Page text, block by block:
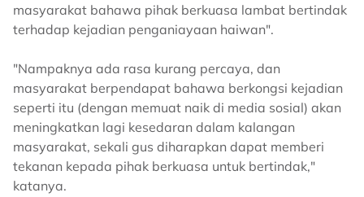
masyarakat bahawa pihak berkuasa lambat bertindak
terhadap kejadian penganiayaan haiwan".
"Nampaknya ada rasa kurang percaya, dan
masyarakat berpendapat bahawa berkongsi kejadian
seperti itu (dengan memuat naik di media sosial) akan
meningkatkan lagi kesedaran dalam kalangan
masyarakat, sekali gus diharapkan dapat memberi
tekanan kepada pihak berkuasa untuk bertindak,"
katanya.